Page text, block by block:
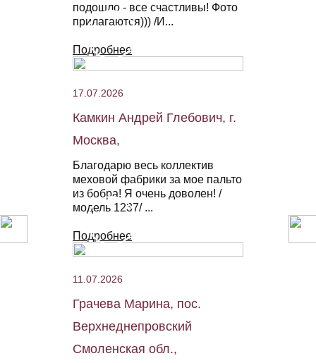
подошло - все счастливы! Фото
прилагаются))) /И...
Подробнее
17.07.2026
Камкин Андрей Глебович, г.
Москва,
Благодарю весь коллектив
меховой фабрики за мое пальто
из бобра! Я очень доволен! /
модель 1237/ ...
Подробнее
11.07.2026
Грачева Марина, пос.
Верхнеднепровский
Смоленская обл.,